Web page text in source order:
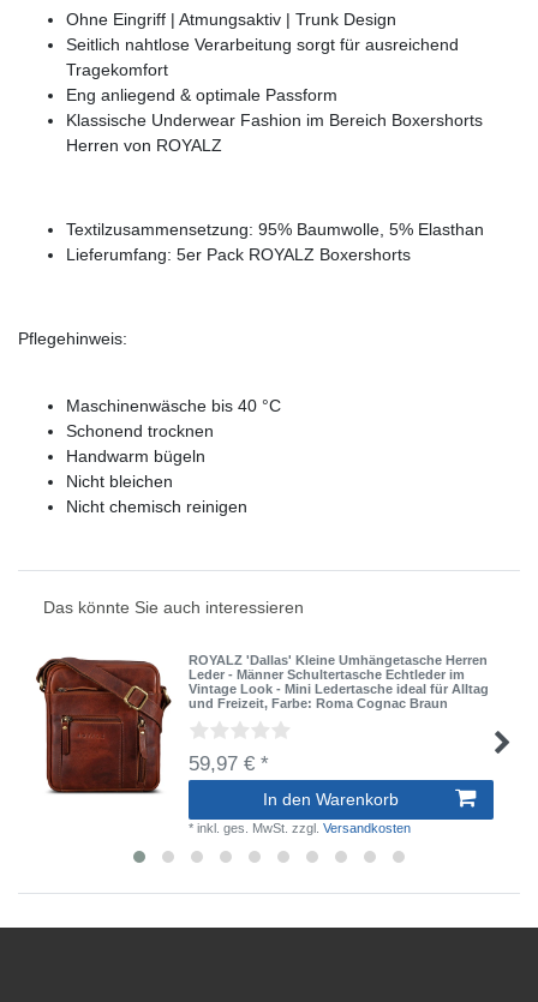
Ohne Eingriff | Atmungsaktiv | Trunk Design
Seitlich nahtlose Verarbeitung sorgt für ausreichend
Tragekomfort
Eng anliegend & optimale Passform
Klassische Underwear Fashion im Bereich Boxershorts
Herren von ROYALZ
Textilzusammensetzung: 95% Baumwolle, 5% Elasthan
Lieferumfang: 5er Pack ROYALZ Boxershorts
Pflegehinweis:
Maschinenwäsche bis 40 °C
Schonend trocknen
Handwarm bügeln
Nicht bleichen
Nicht chemisch reinigen
Das könnte Sie auch interessieren
ROYALZ 'Dallas' Kleine Umhängetasche Herren
Leder - Männer Schultertasche Echtleder im
Vintage Look - Mini Ledertasche ideal für Alltag
und Freizeit, Farbe: Roma Cognac Braun
59,97 € *
In den Warenkorb
*inkl. ges. MwSt. zzgl.Versandkosten